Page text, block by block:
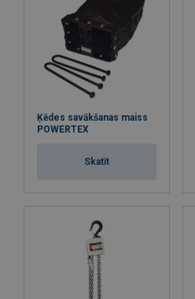
Ķēdes savākšanas maiss
POWERTEX
Skatīt